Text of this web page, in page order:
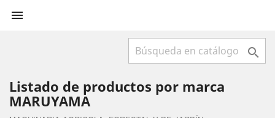


Listado de productos por marca
MARUYAMA